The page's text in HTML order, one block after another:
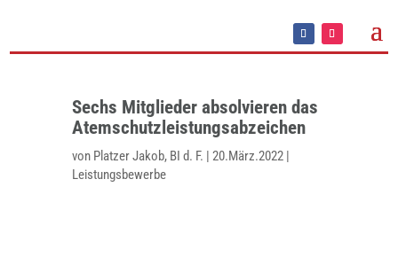
Sechs Mitglieder absolvieren das
Atemschutzleistungsabzeichen
von Platzer Jakob, BI d. F. | 20.März.2022|
Leistungsbewerbe